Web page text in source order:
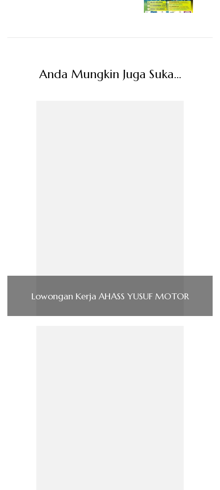
Anda Mungkin Juga Suka...
Lowongan Kerja AHASS YUSUF MOTOR